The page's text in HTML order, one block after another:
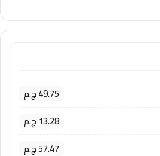
49.75 ج.م
13.28 ج.م
57.47 ج.م